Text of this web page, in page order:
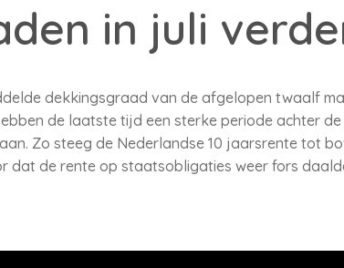
in juli
dekkingsgraad van de afgelopen twaalf
de laatste tijd een sterke periode achter
Zo steeg de Nederlandse 10 jaarsrente tot
dat de rente op staatsobligaties weer fors